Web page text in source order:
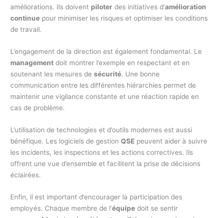
améliorations. Ils doivent piloter des initiatives d’amélioration
continue pour minimiser les risques et optimiser les conditions
de travail.
L’engagement de la direction est également fondamental. Le
management doit montrer l’exemple en respectant et en
soutenant les mesures desécurité. Une bonne
communication entre les différentes hiérarchies permet de
maintenir une vigilance constante et une réaction rapide en
cas de problème.
L’utilisation de technologies et d’outils modernes est aussi
bénéfique. Les logiciels de gestionQSE peuvent aider à suivre
les incidents, les inspections et les actions correctives. Ils
offrent une vue d’ensemble et facilitent la prise de décisions
éclairées.
Enfin, il est important d’encourager la participation des
employés. Chaque membre de l’équipe doit se sentir